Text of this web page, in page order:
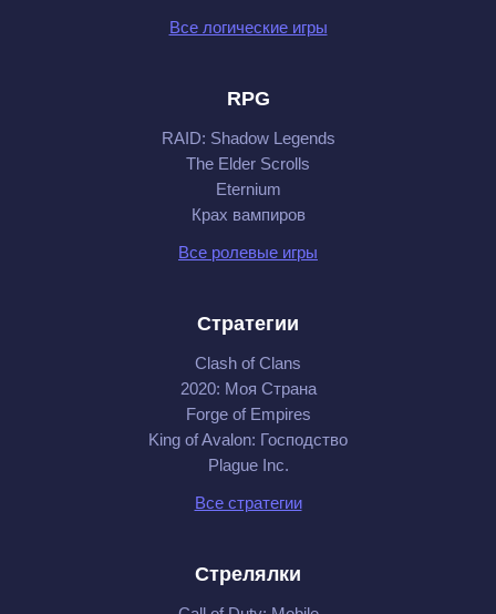
Все логические игры
RPG
RAID: Shadow Legends
The Elder Scrolls
Eternium
Крах вампиров
Все ролевые игры
Стратегии
Clash of Clans
2020: Моя Cтрана
Forge of Empires
King of Avalon: Господство
Plague Inc.
Все стратегии
Стрелялки